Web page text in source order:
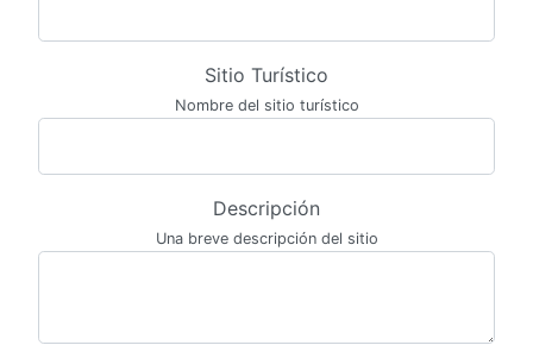
Sitio Turístico
Nombre del sitio turístico
Descripción
Una breve descripción del sitio